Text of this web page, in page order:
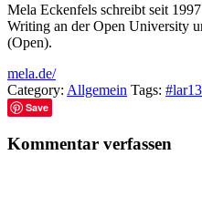
Mela Eckenfels schreibt seit
Writing an der Open University
(Open).
mela.de/
Category: Allgemein Tags: #lar13
Save
Kommentar verfassen